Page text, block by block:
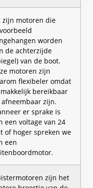
zijn motoren die
worden
de achterzijde
van de boot.
motoren zijn
flexibeler omdat
bereikbaar
zijn.
er sprake is
een voltage van 24
of hoger spreken we
een
zijn het